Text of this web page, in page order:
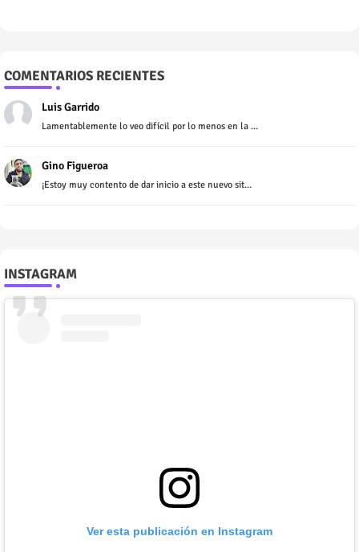
COMENTARIOS RECIENTES
Luis Garrido
Lamentablemente lo veo difícil por lo menos en la ...
Gino Figueroa
¡Estoy muy contento de dar inicio a este nuevo sit...
INSTAGRAM
Ver esta publicación en Instagram